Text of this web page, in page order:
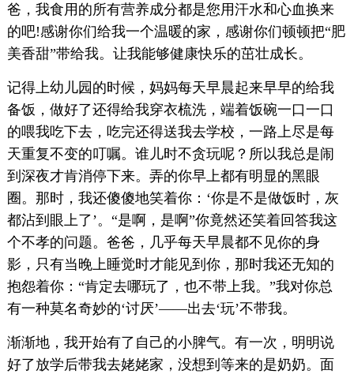
爸，我食用的所有营养成分都是您用汗水和心血换来
的吧!感谢你们给我一个温暖的家，感谢你们顿顿把“肥
美香甜”带给我。让我能够健康快乐的茁壮成长。
记得上幼儿园的时候，妈妈每天早晨起来早早的给我
备饭，做好了还得给我穿衣梳洗，端着饭碗一口一口
的喂我吃下去，吃完还得送我去学校，一路上尽是每
天重复不变的叮嘱。谁儿时不贪玩呢？所以我总是闹
到深夜才肯消停下来。弄的你早上都有明显的黑眼
圈。那时，我还傻傻地笑着你：‘你是不是做饭时，灰
都沾到眼上了’。“是啊，是啊”你竟然还笑着回答我这
个不孝的问题。爸爸，几乎每天早晨都不见你的身
影，只有当晚上睡觉时才能见到你，那时我还无知的
抱怨着你：“肯定去哪玩了，也不带上我。”我对你总
有一种莫名奇妙的‘讨厌’——出去‘玩’不带我。
渐渐地，我开始有了自己的小脾气。有一次，明明说
好了放学后带我去姥姥家，没想到等来的是奶奶。面